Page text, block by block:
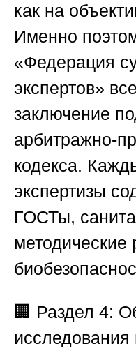
как на
Именно
«Федерация
экспертов»
заключение
арбитражно-
кодекса.
экспертизы
ГОСТы,
методические
🏢 Раздел 4:
исследования